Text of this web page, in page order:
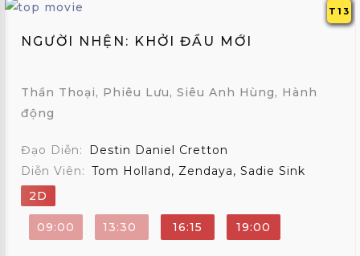
T13
NGƯỜI NHỆN: KHỞI ĐẦU MỚI
Thần Thoại, Phiêu Lưu, Siêu Anh Hùng, Hành
động
Đạo Diễn:
Destin Daniel Cretton
Diễn Viên: Tom Holland, Zendaya, Sadie Sink
2D
09:00 13:30 16:15 19:00